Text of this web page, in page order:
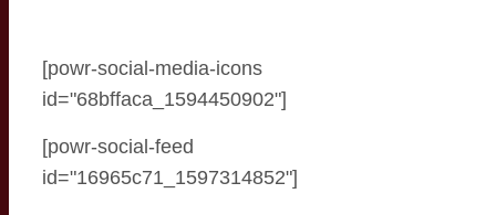
[powr-social-media-icons
id="68bffaca_1594450902"]
[powr-social-feed
id="16965c71_1597314852"]